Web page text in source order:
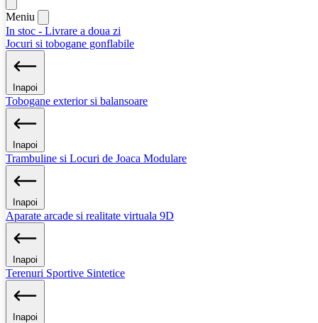
Meniu
In stoc - Livrare a doua zi
Jocuri si tobogane gonflabile
Inapoi
Tobogane exterior si balansoare
Inapoi
Trambuline si Locuri de Joaca Modulare
Inapoi
Aparate arcade si realitate virtuala 9D
Inapoi
Terenuri Sportive Sintetice
Inapoi